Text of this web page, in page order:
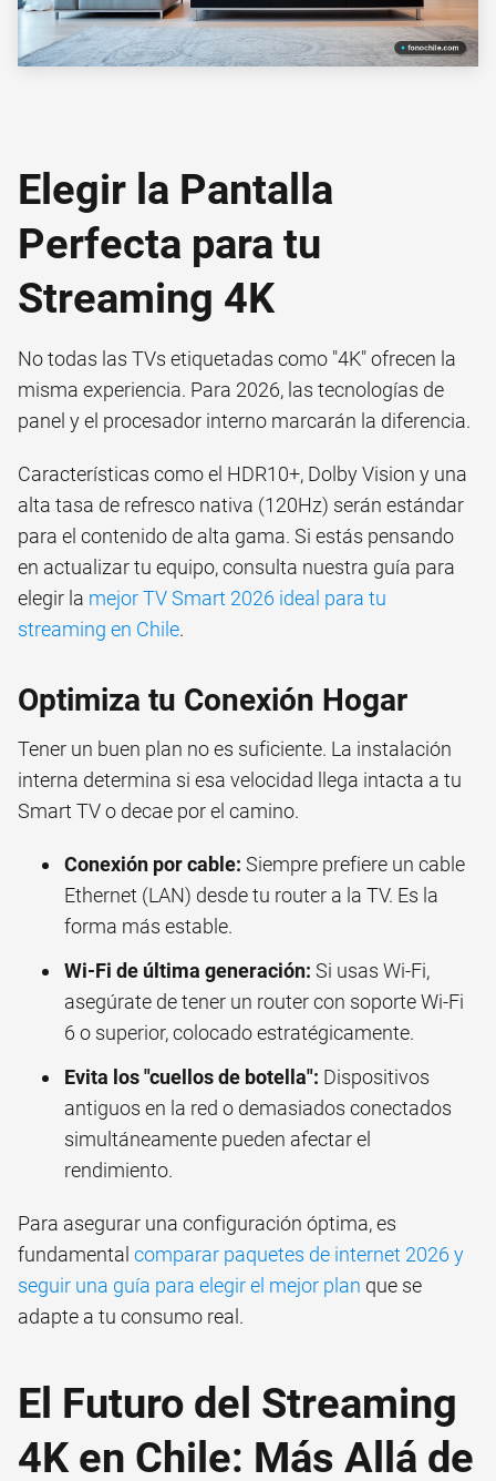
Elegir la Pantalla
Perfecta para tu
Streaming 4K
No todas las TVs etiquetadas como "4K" ofrecen la
misma experiencia. Para 2026, las tecnologías de
panel y el procesador interno marcarán la diferencia.
Características como el HDR10+, Dolby Vision y una
alta tasa de refresco nativa (120Hz) serán estándar
para el contenido de alta gama. Si estás pensando
en actualizar tu equipo, consulta nuestra guía para
elegir la mejor TV Smart 2026 ideal para tu
streaming en Chile.
Optimiza tu Conexión Hogar
Tener un buen plan no es suficiente. La instalación
interna determina si esa velocidad llega intacta a tu
Smart TV o decae por el camino.
Conexión por cable: Siempre prefiere un cable
Ethernet (LAN) desde tu router a la TV. Es la
forma más estable.
Wi-Fi de última generación: Si usas Wi-Fi,
asegúrate de tener un router con soporte Wi-Fi
6 o superior, colocado estratégicamente.
Evita los "cuellos de botella": Dispositivos
antiguos en la red o demasiados conectados
simultáneamente pueden afectar el
rendimiento.
Para asegurar una configuración óptima, es
fundamental comparar paquetes de internet 2026 y
seguir una guía para elegir el mejor plan que se
adapte a tu consumo real.
El Futuro del Streaming
4K en Chile: Más Allá de